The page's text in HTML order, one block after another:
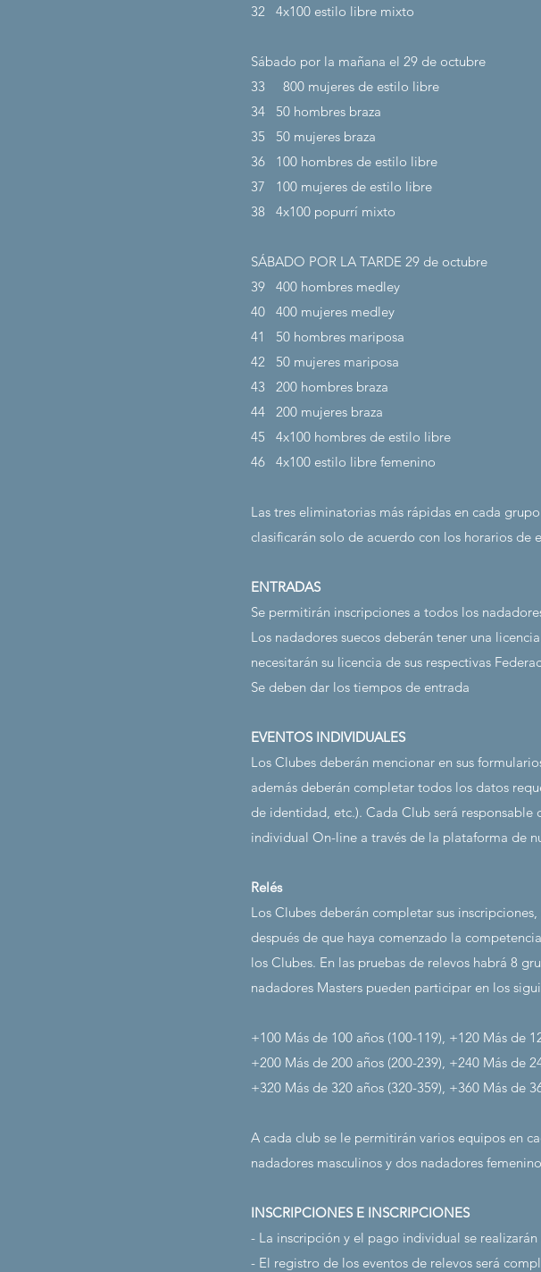
32
4x100 estilo libre mixto
Sábado por la mañana el 29 de octubre
33
800 mujeres de estilo libre
34
50 hombres braza
35
50 mujeres braza
36
100 hombres de estilo libre
37
100 mujeres de estilo libre
38
4x100 popurrí mixto
SÁBADO POR LA TARDE 29 de octubre
39
400 hombres medley
40
400 mujeres medley
41
50 hombres mariposa
42
50 mujeres mariposa
43
200 hombres braza
44
200 mujeres braza
45
4x100 hombres de estilo libre
46
4x100 estilo libre femenino
Las tres eliminatorias más rápidas en cada
clasificarán solo de acuerdo con los horarios de
ENTRADAS
Se permitirán inscripciones a todos los
Los nadadores suecos deberán tener una
necesitarán su licencia de sus respectivas
Se deben dar los tiempos de entrada
EVENTOS INDIVIDUALES
Los Clubes deberán mencionar en sus
además deberán completar todos los datos
de identidad, etc.). Cada Club será
individual On-line a través de la plataforma de
Relés
Los Clubes deberán completar sus
después de que haya comenzado la
los Clubes. En las pruebas de relevos habrá 8
nadadores Masters pueden participar en los
+100 Más de 100 años (100-119), +120 Más de
+200 Más de 200 años (200-239), +240 Más de
+320 Más de 320 años (320-359), +360 Más de
A cada club se le permitirán varios equipos en
nadadores masculinos y dos nadadores
INSCRIPCIONES E INSCRIPCIONES
- La inscripción y el pago individual se
- El registro de los eventos de relevos será